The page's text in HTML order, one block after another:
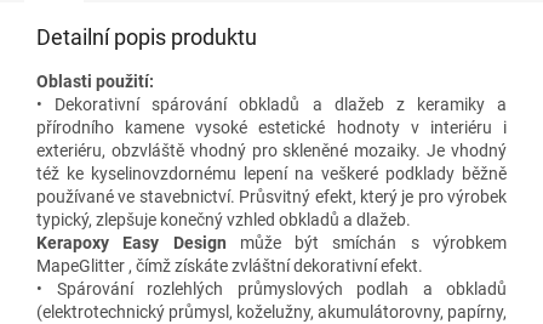
Detailní popis produktu
Oblasti použití:
• Dekorativní spárování obkladů a dlažeb z keramiky a
přírodního kamene vysoké estetické hodnoty v interiéru i
exteriéru, obzvláště vhodný pro skleněné mozaiky. Je vhodný
též ke kyselinovzdornému lepení na veškeré podklady běžně
používané ve stavebnictví. Průsvitný efekt, který je pro výrobek
typický, zlepšuje konečný vzhled obkladů a dlažeb.
Kerapoxy Easy Design může být smíchán s výrobkem
MapeGlitter , čímž získáte zvláštní dekorativní efekt.
• Spárování rozlehlých průmyslových podlah a obkladů
(elektrotechnický průmysl, koželužny, akumulátorovny, papírny,